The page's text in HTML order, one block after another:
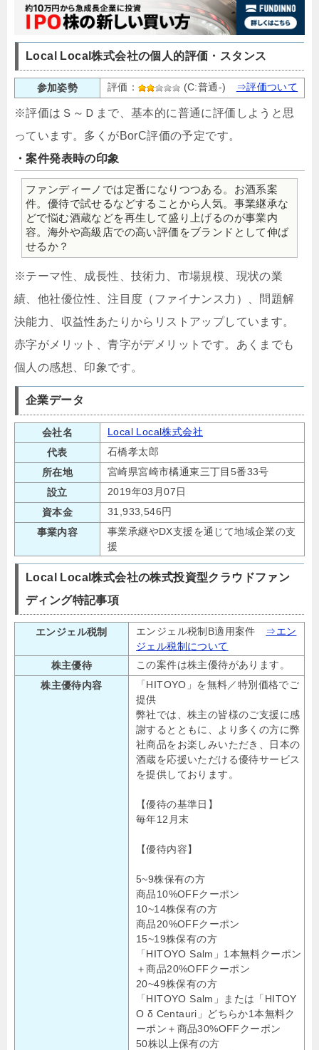
Local Local株式会社の個人的評価・スタンス
参加姿勢 評価： (C:普通-) ⇒評価ついて
※評価はＳ～Ｄまで、基本的に普通に評価しようと思
っています。多くがBorC評価の予定です。
・案件発表時の印象
ファンディーノでは定番になりつつある。お酒系案
件。優待で試せるなどすることから人気。事業継承な
どで悩む酒蔵などを再生して盛り上げるのが事業内
容。海外や高級店での高い評価をブランドとして伸ば
せるか？
※テーマ性、成長性、技術力、市場規模、現状の業
績、他社優位性、注目度（ファイナンス力）、問題解
決能力、収益性あたりからリストアップしています。
赤字がメリット、青字がデメリットです。あくまでも
個人の感想、印象です。
企業データ
会社名
Local Local株式会社
代表
石橋孝太郎
所在地
宮崎県宮崎市橘通東三丁目5番33号
設立
2019年03月07日
資本金
31,933,546円
事業内容
事業承継やDX支援を通じて地域企業の支
援
Local Local株式会社の株式投資型クラウドファン
ディング特記事項
エンジェル税制 エンジェル税制B適用案件
⇒エン
ジェル税制について
株主優待
この案件は株主優待があります。
株主優待内容
「HITOYO」を無料／特別価格でご
提供
弊社では、株主の皆様のご支援に感
謝するとともに、より多くの方に弊
社商品をお楽しみいただき、日本の
酒蔵を応援いただける優待サービス
を提供しております。
【優待の基準日】
毎年12月末
【優待内容】
5~9株保有の方
商品10%OFFクーポン
10~14株保有の方
商品20%OFFクーポン
15~19株保有の方
「HITOYO Salm」1本無料クーポン
＋商品20%OFFクーポン
20~49株保有の方
「HITOYO Salm」または「HITOY
O δ Centauri」どちらか1本無料ク
ーポン＋商品30%OFFクーポン
50株以上保有の方